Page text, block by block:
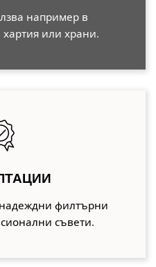
например в
хартия или храни.
филтърни
съвети.